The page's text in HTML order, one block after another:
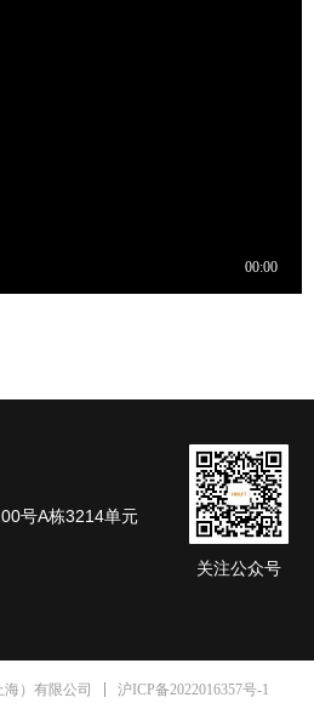
关注公众号
号A栋3214单元
）有限公司 沪ICP备2022016357号-1